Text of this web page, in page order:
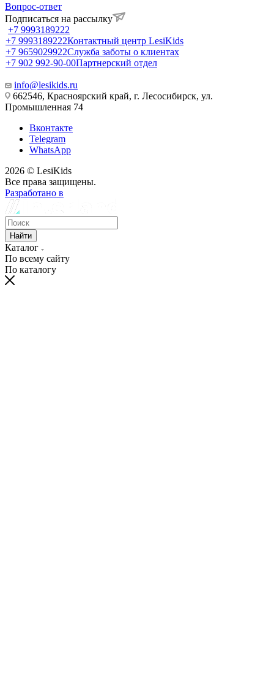
Вопрос-ответ
Подписаться на рассылку
+7 9993189222
+7 9993189222Контактный центр LesiKids
+7 9659029922Служба заботы о клиентах
+7 902 992-90-00Партнерский отдел
info@lesikids.ru
662546, Красноярский край, г. Лесосибирск, ул.
Промышленная 74
Вконтакте
Telegram
WhatsApp
2026 © LesiKids
Все права защищены.
Разработано в
Найти
Каталог
По всему сайту
По каталогу